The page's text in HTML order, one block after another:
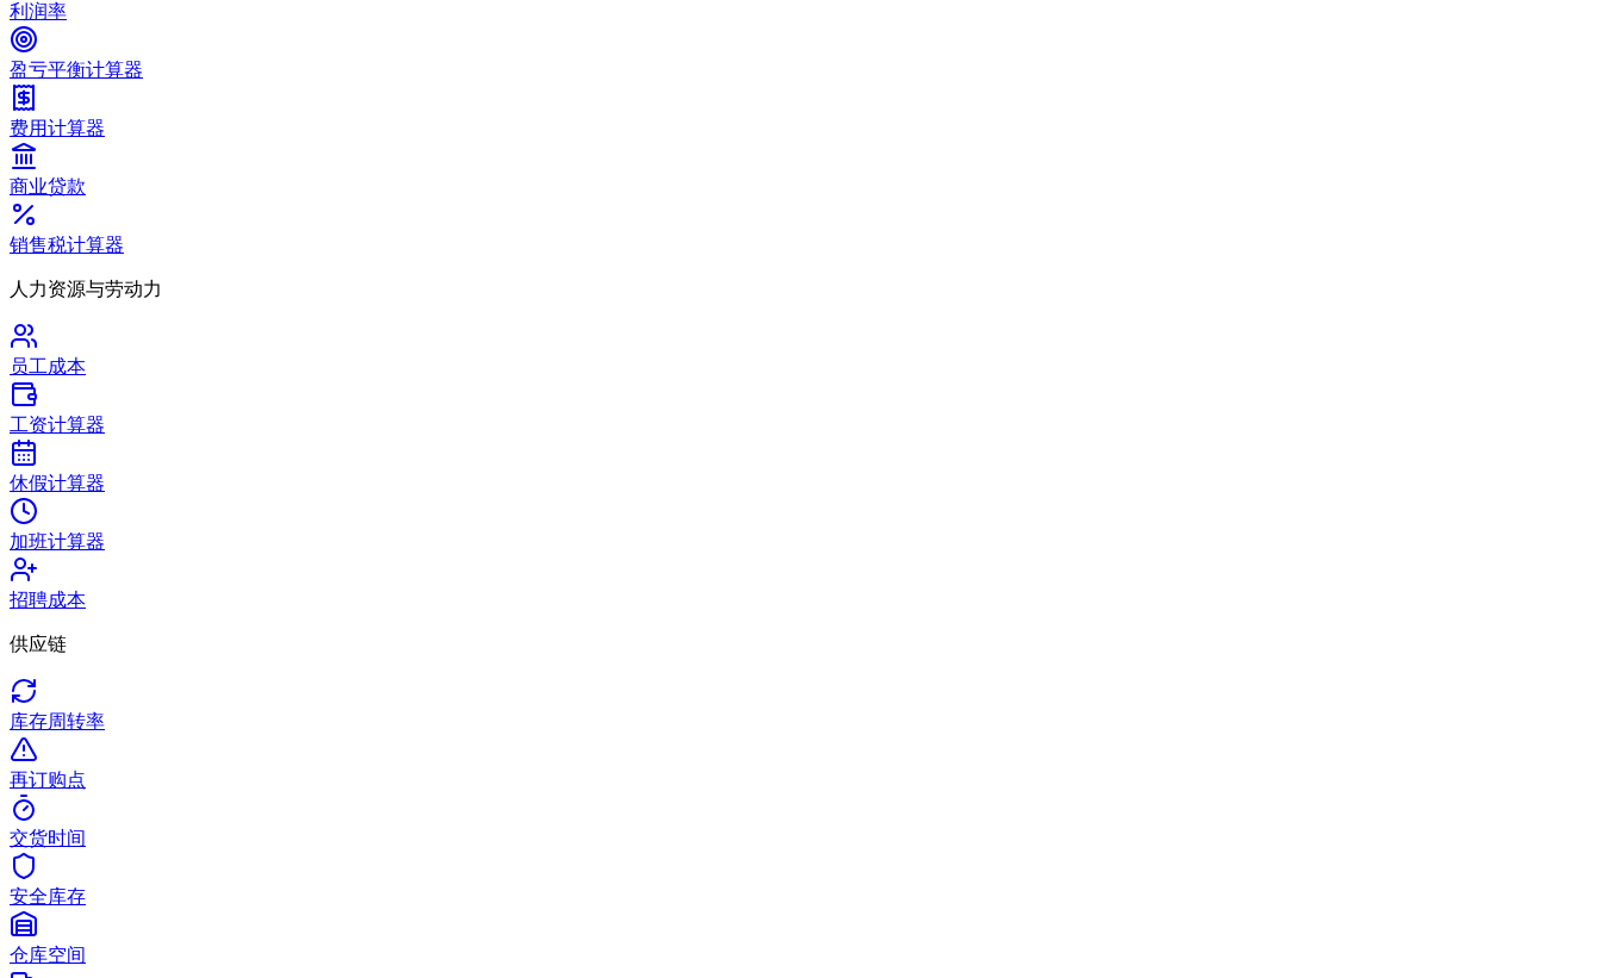
利润率
盈亏平衡计算器
费用计算器
商业贷款
销售税计算器
人力资源与劳动力
员工成本
工资计算器
休假计算器
加班计算器
招聘成本
供应链
库存周转率
再订购点
交货时间
安全库存
仓库空间